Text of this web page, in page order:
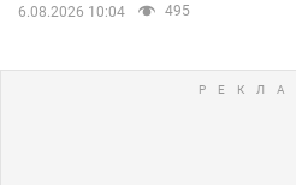
6.08.2026 10:04 495